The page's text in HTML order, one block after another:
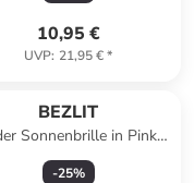
10,95 €
UVP: 21,95 €*
BEZLIT
Sonnenbrille in Pink-
Rose
-25%